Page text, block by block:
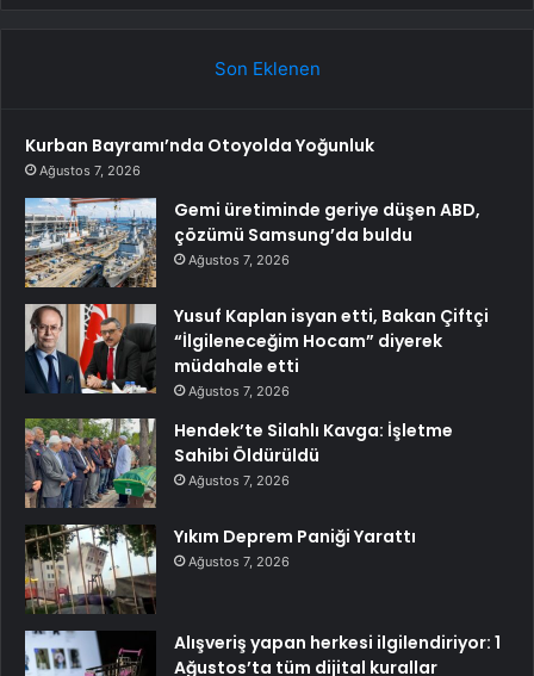
Son Eklenen
Kurban Bayramı’nda Otoyolda Yoğunluk
Ağustos 7, 2026
Gemi üretiminde geriye düşen ABD,
çözümü Samsung’da buldu
Ağustos 7, 2026
Yusuf Kaplan isyan etti, Bakan Çiftçi
“İlgileneceğim Hocam” diyerek
müdahale etti
Ağustos 7, 2026
Hendek’te Silahlı Kavga: İşletme
Sahibi Öldürüldü
Ağustos 7, 2026
Yıkım Deprem Paniği Yarattı
Ağustos 7, 2026
Alışveriş yapan herkesi ilgilendiriyor: 1
Ağustos’ta tüm dijital kurallar